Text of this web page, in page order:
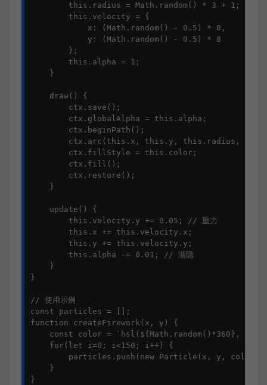
        this.radius = Math.random() * 3 + 1;
        this.velocity = {
            x: (Math.random() - 0.5) * 8,
            y: (Math.random() - 0.5) * 8
        };
        this.alpha = 1;
    }
    draw() {
        ctx.save();
        ctx.globalAlpha = this.alpha;
        ctx.beginPath();
ctx.arc(this.x, this.y, this.radius, 0,
        ctx.fillStyle = this.color;
        ctx.fill();
        ctx.restore();
    }
    update() {
        this.velocity.y += 0.05; // 重力
        this.x += this.velocity.x;
        this.y += this.velocity.y;
        this.alpha -= 0.01; // 渐隐
    }
}
// 使用示例
const particles = [];
function createFirework(x, y) {
const color = `hsl(${Math.random()*360},
    for(let i=0; i<150; i++) {
particles.push(new Particle(x, y,
    }
}